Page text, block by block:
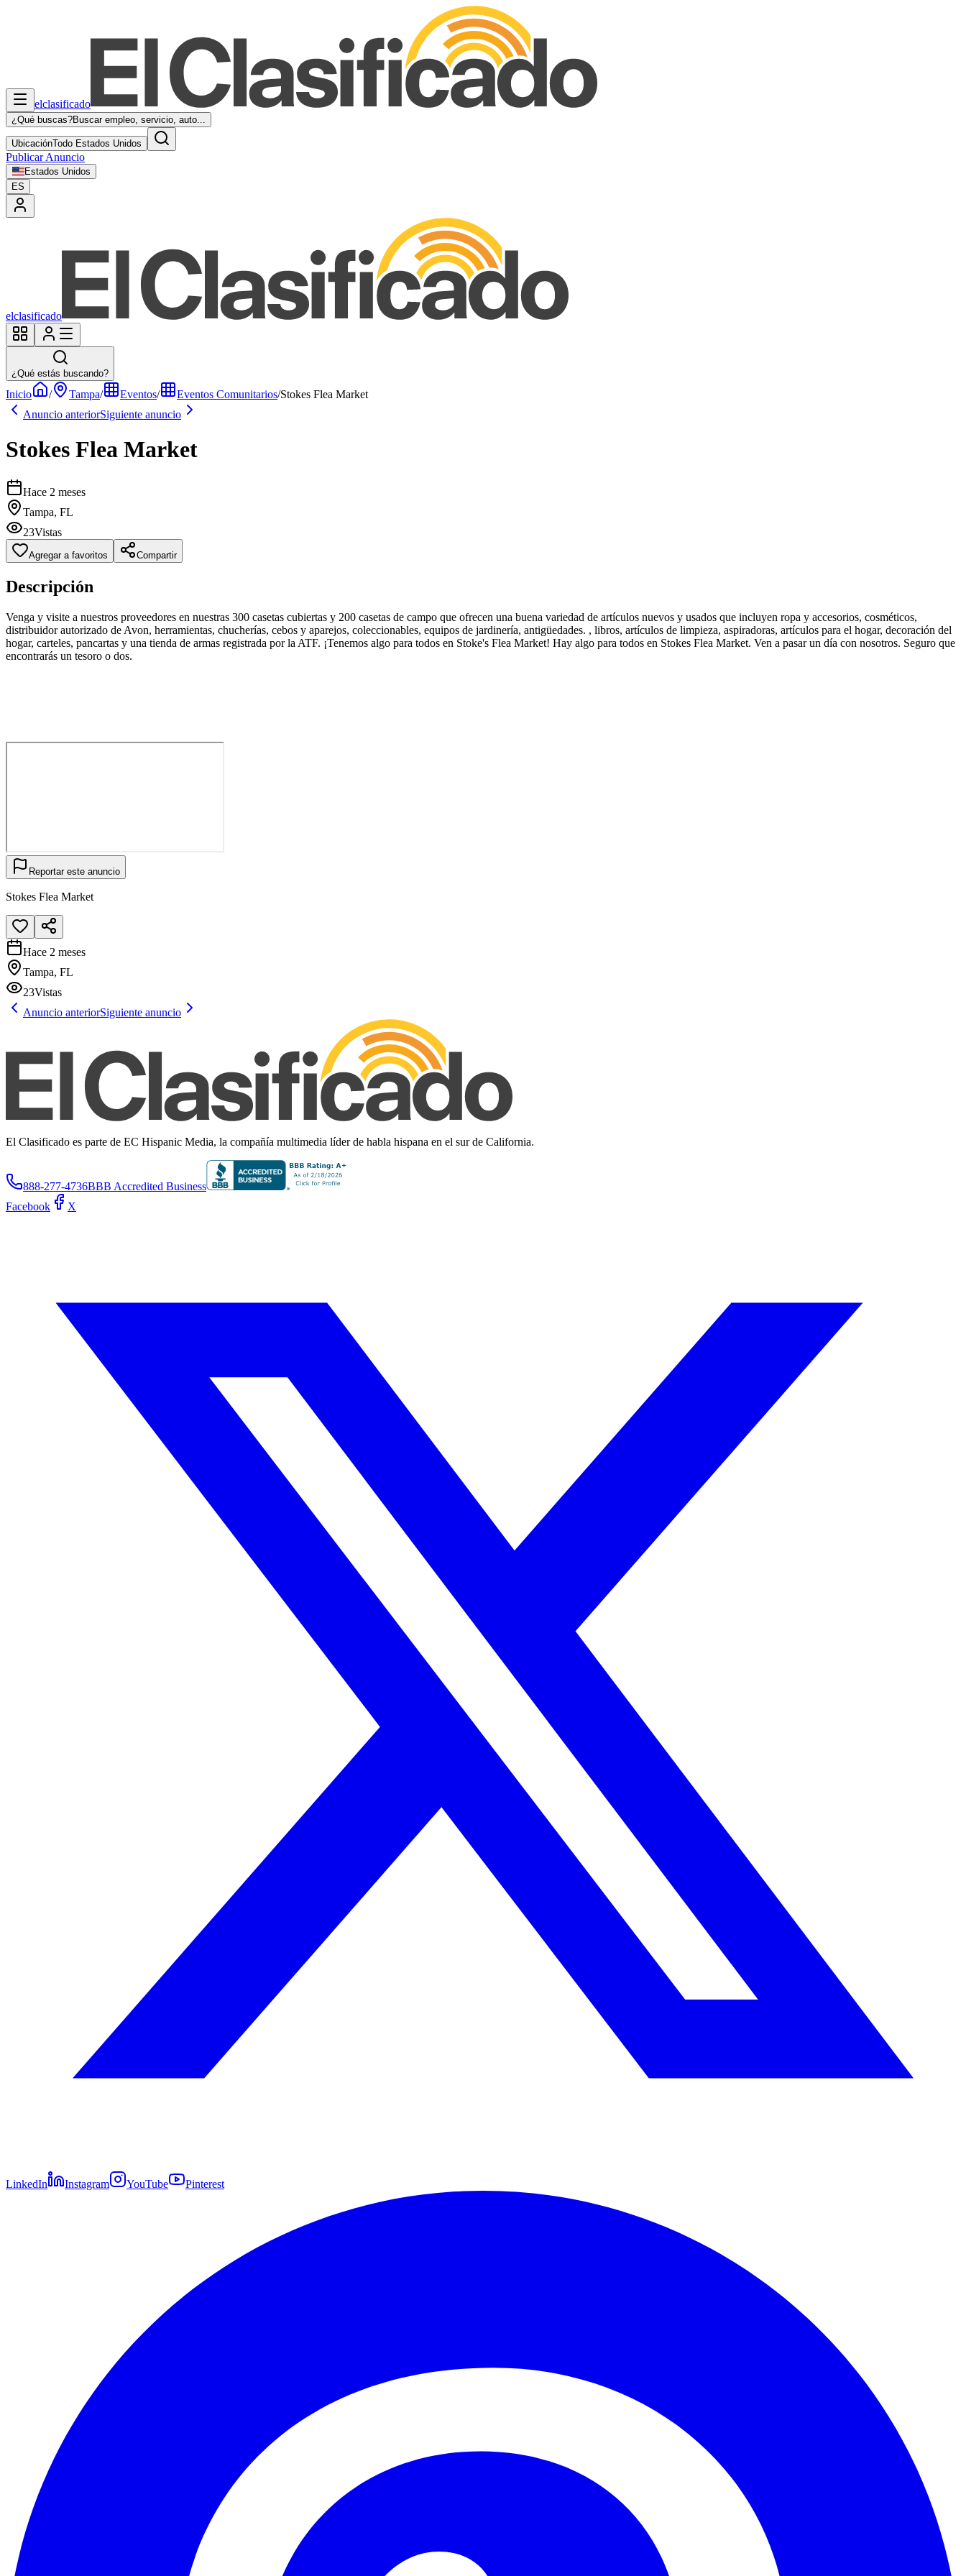
elclasificado
¿Qué buscas?Buscar empleo, servicio, auto...
UbicaciónTodo Estados Unidos
Publicar Anuncio
Estados Unidos
ES
elclasificado
¿Qué estás buscando?
Inicio / Tampa/ Eventos/ Eventos Comunitarios/Stokes Flea Market
Anuncio anteriorSiguiente anuncio
Stokes Flea Market
Hace 2 meses
Tampa, FL
23Vistas
Agregar a favoritos Compartir
Descripción
Venga y visite a nuestros proveedores en nuestras 300 casetas cubiertas y 200 casetas de campo que ofrecen una buena variedad de artículos nuevos y usados ​​que incluyen ropa y accesorios, cosméticos,
distribuidor autorizado de Avon, herramientas, chucherías, cebos y aparejos, coleccionables, equipos de jardinería, antigüedades. , libros, artículos de limpieza, aspiradoras, artículos para el hogar, decoración del
hogar, carteles, pancartas y una tienda de armas registrada por la ATF. ¡Tenemos algo para todos en Stoke's Flea Market! Hay algo para todos en Stokes Flea Market. Ven a pasar un día con nosotros. Seguro que
encontrarás un tesoro o dos.
Reportar este anuncio
Stokes Flea Market
Hace 2 meses
Tampa, FL
23Vistas
Anuncio anteriorSiguiente anuncio
El Clasificado es parte de EC Hispanic Media, la compañía multimedia líder de habla hispana en el sur de California.
888-277-4736BBB Accredited Business
Facebook
X
LinkedIn Instagram YouTube Pinterest